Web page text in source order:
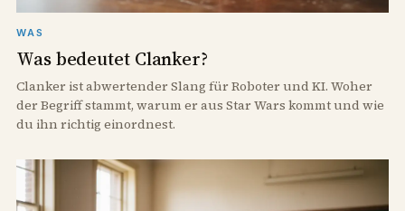
WAS
Was bedeutet Clanker?
Clanker ist abwertender Slang für Roboter und KI. Woher
der Begriff stammt, warum er aus Star Wars kommt und wie
du ihn richtig einordnest.